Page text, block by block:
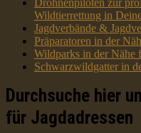
Drohnenpiloten zur
Wildtierrettung in
Jagdverbände &
Präparatoren in der
Wildparks in der Nähe
Schwarzwildgatter in
Durchsuche hier
für Jagdadressen